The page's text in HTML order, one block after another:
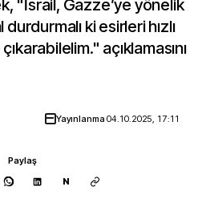
"İsrail, Gazze’ye yönelik
ki esirleri hızlı
açıklamasını
Yayınlanma04.10.2025, 17:11
Paylaş
N